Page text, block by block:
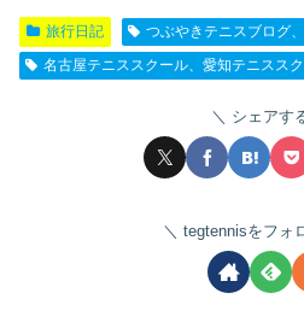
旅行日記
つぶやきテニスブログ
名古屋テニススクール、愛知テニスス
シェアす
tegtennisをフォ